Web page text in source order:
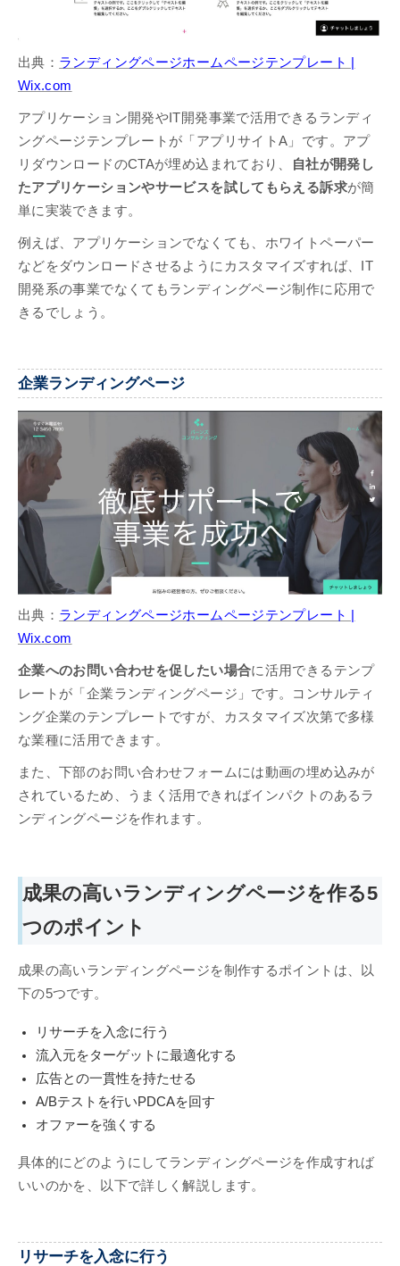
出典： ランディングページホームページテンプレート |
Wix.com
アプリケーション開発やIT開発事業で活用できるランディ
ングページテンプレートが「アプリサイトA」です。アプ
リダウンロードのCTAが埋め込まれており、
自社が開発し
たアプリケーションやサービスを試してもらえる訴求が簡
単に実装できます。
例えば、アプリケーションでなくても、ホワイトペーパー
などをダウンロードさせるようにカスタマイズすれば、IT
開発系の事業でなくてもランディングページ制作に応用で
きるでしょう。
企業ランディングページ
出典： ランディングページホームページテンプレート |
Wix.com
企業へのお問い合わせを促したい場合に活用できるテンプ
レートが「企業ランディングページ」です。コンサルティ
ング企業のテンプレートですが、カスタマイズ次第で多様
な業種に活用できます。
また、下部のお問い合わせフォームには動画の埋め込みが
されているため、うまく活用できればインパクトのあるラ
ンディングページを作れます。
成果の高いランディングページを作る5
つのポイント
成果の高いランディングページを制作するポイントは、以
下の5つです。
リサーチを入念に行う
流入元をターゲットに最適化する
広告との一貫性を持たせる
A/Bテストを行いPDCAを回す
オファーを強くする
具体的にどのようにしてランディングページを作成すれば
いいのかを、以下で詳しく解説します。
リサーチを入念に行う